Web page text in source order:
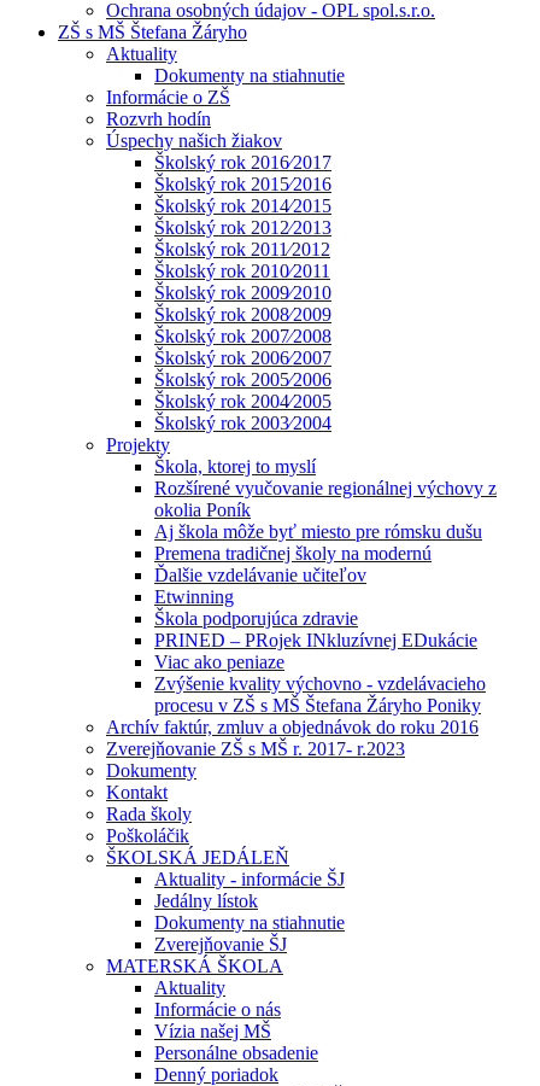
Ochrana osobných údajov - OPL spol.s.r.o.
ZŠ s MŠ Štefana Žáryho
Aktuality
Dokumenty na stiahnutie
Informácie o ZŠ
Rozvrh hodín
Úspechy našich žiakov
Školský rok 2016⁄2017
Školský rok 2015⁄2016
Školský rok 2014⁄2015
Školský rok 2012⁄2013
Školský rok 2011⁄2012
Školský rok 2010⁄2011
Školský rok 2009⁄2010
Školský rok 2008⁄2009
Školský rok 2007⁄2008
Školský rok 2006⁄2007
Školský rok 2005⁄2006
Školský rok 2004⁄2005
Školský rok 2003⁄2004
Projekty
Škola, ktorej to myslí
Rozšírené vyučovanie regionálnej výchovy z
okolia Poník
Aj škola môže byť miesto pre rómsku dušu
Premena tradičnej školy na modernú
Ďalšie vzdelávanie učiteľov
Etwinning
Škola podporujúca zdravie
PRINED – PRojek INkluzívnej EDukácie
Viac ako peniaze
Zvýšenie kvality výchovno - vzdelávacieho
procesu v ZŠ s MŠ Štefana Žáryho Poniky
Archív faktúr, zmluv a objednávok do roku 2016
Zverejňovanie ZŠ s MŠ r. 2017- r.2023
Dokumenty
Kontakt
Rada školy
Poškoláčik
ŠKOLSKÁ JEDÁLEŇ
Aktuality - informácie ŠJ
Jedálny lístok
Dokumenty na stiahnutie
Zverejňovanie ŠJ
MATERSKÁ ŠKOLA
Aktuality
Informácie o nás
Vízia našej MŠ
Personálne obsadenie
Denný poriadok